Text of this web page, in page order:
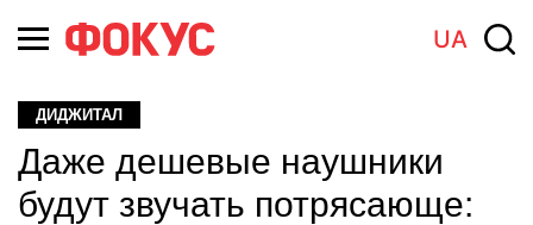
UA
ДИДЖИТАЛ
Даже дешевые наушники
будут звучать потрясающе: